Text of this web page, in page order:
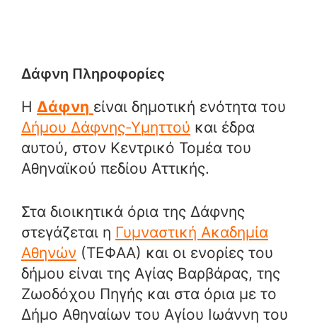
Δάφνη Πληροφορίες
Η Δάφνη είναι δημοτική ενότητα του
Δήμου Δάφνης-Υμηττού και έδρα
αυτού, στον Κεντρικό Τομέα του
Αθηναϊκού πεδίου Αττικής.
Στα διοικητικά όρια της Δάφνης
στεγάζεται η Γυμναστική Ακαδημία
Αθηνών (ΤΕΦΑΑ) και οι ενορίες του
δήμου είναι της Αγίας Βαρβάρας, της
Ζωοδόχου Πηγής και στα όρια με το
Δήμο Αθηναίων του Αγίου Ιωάννη του